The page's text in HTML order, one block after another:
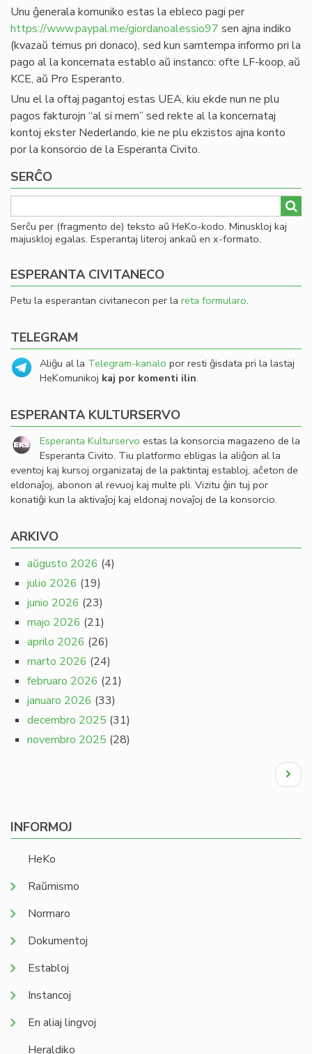
Unu ĝenerala komuniko estas la ebleco pagi per
https://www.paypal.me/giordanoalessio97 sen ajna indiko
(kvazaŭ temus pri donaco), sed kun samtempa informo pri la
pago al la koncernata establo aŭ instanco: ofte LF-koop, aŭ
KCE, aŭ Pro Esperanto.
Unu el la oftaj pagantoj estas UEA, kiu ekde nun ne plu
pagos fakturojn “al si mem” sed rekte al la koncernataj
kontoj ekster Nederlando, kie ne plu ekzistos ajna konto
por la konsorcio de la Esperanta Civito.
SERĈO
Serĉu per (fragmento de) teksto aŭ HeKo-kodo. Minuskloj kaj
majuskloj egalas. Esperantaj literoj ankaŭ en x-formato.
ESPERANTA CIVITANECO
Petu la esperantan civitanecon per la reta formularo.
TELEGRAM
Aliĝu al la Telegram-kanalo por resti ĝisdata pri la lastaj
HeKomunikoj kaj por komenti ilin.
ESPERANTA KULTURSERVO
Esperanta Kulturservo estas la konsorcia magazeno de la
Esperanta Civito. Tiu platformo ebligas la aliĝon al la
eventoj kaj kursoj organizataj de la paktintaj establoj, aĉeton de
eldonaĵoj, abonon al revuoj kaj multe pli. Vizitu ĝin tuj por
konatiĝi kun la aktivaĵoj kaj eldonaj novaĵoj de la konsorcio.
ARKIVO
aŭgusto 2026 (4)
julio 2026 (19)
junio 2026 (23)
majo 2026 (21)
aprilo 2026 (26)
marto 2026 (24)
februaro 2026 (21)
januaro 2026 (33)
decembro 2025 (31)
novembro 2025 (28)
Next
page
INFORMOJ
HeKo
Raŭmismo
Normaro
Dokumentoj
Establoj
Instancoj
En aliaj lingvoj
Heraldiko